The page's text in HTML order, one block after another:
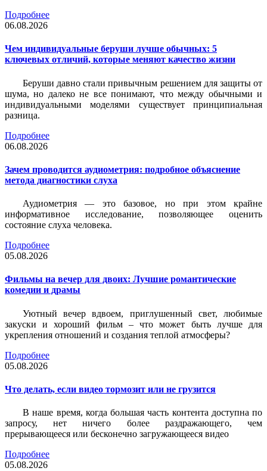
Подробнее
06.08.2026
Чем индивидуальные беруши лучше обычных: 5
ключевых отличий, которые меняют качество жизни
Беруши давно стали привычным решением для защиты от
шума, но далеко не все понимают, что между обычными и
индивидуальными моделями существует принципиальная
разница.
Подробнее
06.08.2026
Зачем проводится аудиометрия: подробное объяснение
метода диагностики слуха
Аудиометрия — это базовое, но при этом крайне
информативное исследование, позволяющее оценить
состояние слуха человека.
Подробнее
05.08.2026
Фильмы на вечер для двоих: Лучшие романтические
комедии и драмы
Уютный вечер вдвоем, приглушенный свет, любимые
закуски и хороший фильм – что может быть лучше для
укрепления отношений и создания теплой атмосферы?
Подробнее
05.08.2026
Что делать, если видео тормозит или не грузится
В наше время, когда большая часть контента доступна по
запросу, нет ничего более раздражающего, чем
прерывающееся или бесконечно загружающееся видео
Подробнее
05.08.2026